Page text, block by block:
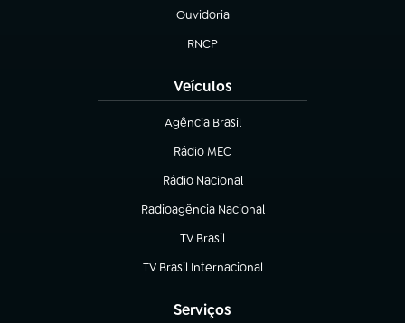
Ouvidoria
(abre em nova aba)
RNCP
(abre em nova aba)
Veículos
Agência Brasil
(abre em nova aba)
Rádio MEC
(abre em nova aba)
Rádio Nacional
Radioagência Nacional
(abre em nova aba)
TV Brasil
(abre em nova aba)
TV Brasil Internacional
(abre em nova aba)
Serviços